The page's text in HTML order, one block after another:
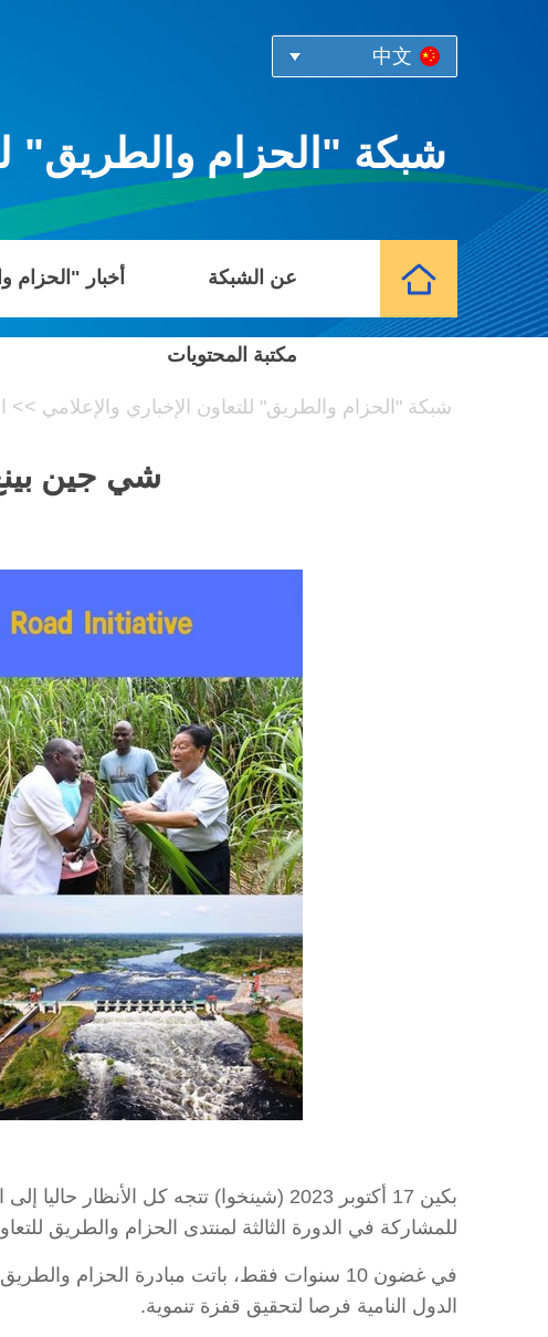
中文
شبكة "الحزام والطريق"
عن الشبكة أخبار "الحزام
مكتبة المحتويات
شبكة "الحزام والطريق" للتعاون الإخباري والإعلامي >>
شي جين
بكين 17 أكتوبر 2023 (شينخوا) تتجه كل
للمشاركة في الدورة الثالثة لمنتدى الحزام والطريق
في غضون 10 سنوات فقط، باتت مبادرة الحزام
الدول النامية فرصا لتحقيق قفزة تنموية.